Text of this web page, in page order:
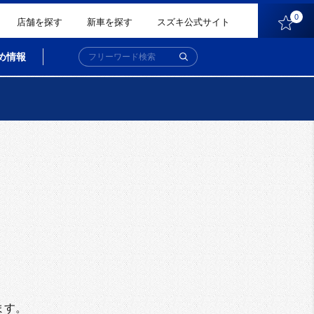
店舗を探す 新車を探す スズキ公式サイト 0
情報
す。